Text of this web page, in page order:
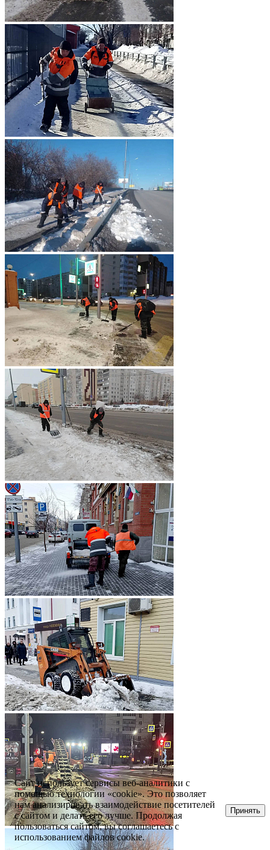
Сайт использует сервисы веб-аналитики с
помощью технологии «cookie». Это позволяет
нам анализировать взаимодействие посетителей
с сайтом и делать его лучше. Продолжая
пользоваться сайтом, вы соглашаетесь с
использованием файлов cookie.
Принять